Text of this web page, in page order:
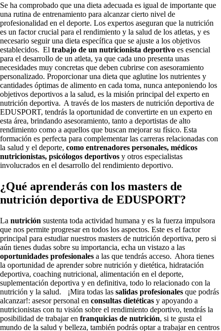
Se ha comprobado que una dieta adecuada es igual de importante que
una rutina de entrenamiento para alcanzar cierto nivel de
profesionalidad en el deporte. Los expertos aseguran que la nutrición
es un factor crucial para el rendimiento y la salud de los atletas, y es
necesario seguir una dieta específica que se ajuste a los objetivos
establecidos. El trabajo de un nutricionista deportivo es esencial
para el desarrollo de un atleta, ya que cada uno presenta unas
necesidades muy concretas que deben cubrirse con asesoramiento
personalizado. Proporcionar una dieta que aglutine los nutrientes y
cantidades óptimas de alimento en cada toma, nunca anteponiendo los
objetivos deportivos a la salud, es la misión principal del experto en
nutrición deportiva. A través de los masters de nutrición deportiva de
EDUSPORT, tendrás la oportunidad de convertirte en un experto en
esta área, brindando asesoramiento, tanto a deportistas de alto
rendimiento como a aquellos que buscan mejorar su físico. Esta
formación es perfecta para complementar las carreras relacionadas con
la salud y el deporte, como entrenadores personales, médicos
nutricionistas, psicólogos deportivos y otros especialistas
involucrados en el desarrollo del rendimiento deportivo.
¿Qué aprenderás con los masters de
nutrición deportiva de EDUSPORT?
La nutrición sustenta toda actividad humana y es la fuerza impulsora
que nos permite progresar en todos los aspectos. Este es el factor
principal para estudiar nuestros masters de nutrición deportiva, pero si
aún tienes dudas sobre su importancia, echa un vistazo a las
oportunidades profesionales a las que tendrás acceso. Ahora tienes
la oportunidad de aprender sobre nutrición y dietética, hidratación
deportiva, coaching nutricional, alimentación en el deporte,
suplementación deportiva y en definitiva, todo lo relacionado con la
nutrición y la salud. ¡Mira todas las salidas profesionales que podrás
alcanzar!: asesor personal en consultas dietéticas y apoyando a
nutricionistas con tu visión sobre el rendimiento deportivo, tendrás la
posibilidad de trabajar en franquicias de nutrición, si te gusta el
mundo de la salud y belleza, también podrás optar a trabajar en centros